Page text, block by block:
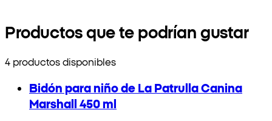
Productos que te podrían gustar
4 productos disponibles
Bidón para niño de La Patrulla Canina
Marshall 450 ml